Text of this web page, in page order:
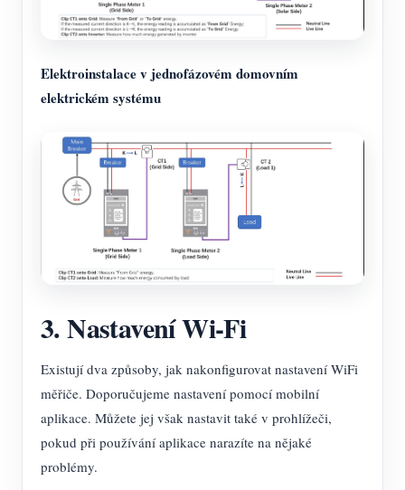
Elektroinstalace v jednofázovém domovním
elektrickém systému
3. Nastavení Wi-Fi
Existují dva způsoby, jak nakonfigurovat nastavení WiFi
měřiče. Doporučujeme nastavení pomocí mobilní
aplikace. Můžete jej však nastavit také v prohlížeči,
pokud při používání aplikace narazíte na nějaké
problémy.